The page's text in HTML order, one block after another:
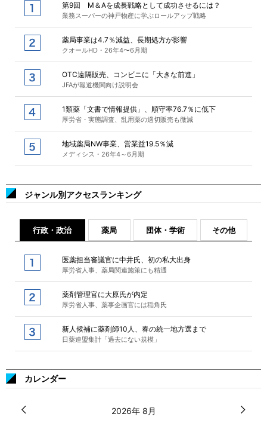
第9回 M＆Aを成長戦略として成功させるには？
業務スーパーの神戸物産に学ぶロールアップ戦略
薬局事業は4.7％減益、長期処方が影響
クオールHD・26年4〜6月期
OTC遠隔販売、コンビニに「大きな前進」
JFAが報道機関向け説明会
1類薬「文書で情報提供」、順守率76.7％に低下
厚労省・実態調査、乱用薬の適切販売も微減
地域薬局NW事業、営業益19.5％減
メディシス・26年4～6月期
ジャンル別アクセスランキング
行政・政治 薬局 団体・学術 その他
医薬担当審議官に中井氏、初の私大出身
厚労省人事、薬局関連施策にも精通
薬剤管理官に大原氏が内定
厚労省人事、薬事企画官には稲角氏
新人候補に薬剤師10人、春の統一地方選まで
日薬連盟集計「過去にない規模」
カレンダー
2026年 8月